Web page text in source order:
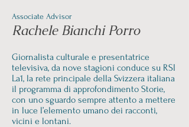
Associate Advisor
Rachele Bianchi Porro
Giornalista culturale e presentatrice
televisiva, da nove stagioni conduce su RSI
La1, la rete principale della Svizzera italiana
il programma di approfondimento Storie,
con uno sguardo sempre attento a mettere
in luce l’elemento umano dei racconti,
vicini e lontani.